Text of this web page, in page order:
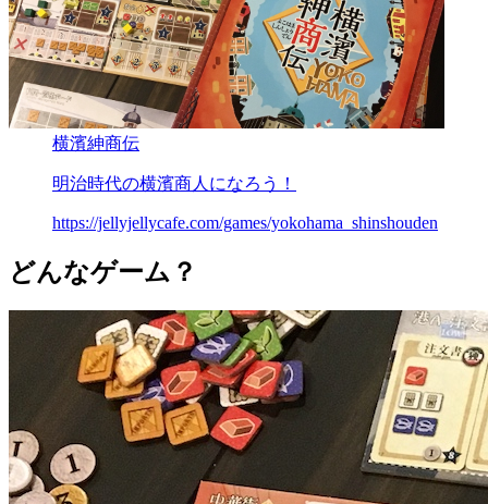
横濱紳商伝
明治時代の横濱商人になろう！
https://jellyjellycafe.com/games/yokohama_shinshouden
どんなゲーム？